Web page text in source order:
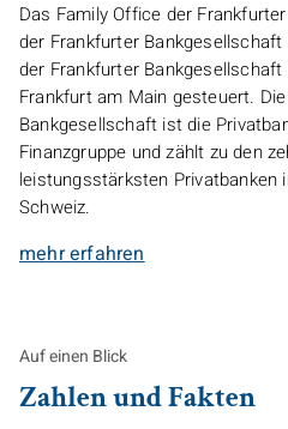
Das Family Office der
der Frankfurter
der Frankfurter Bankgesellschaft
Frankfurt am Main gesteuert.
Bankgesellschaft ist die
Finanzgruppe und zählt zu den
leistungsstärksten Privatbanken
Schweiz.
mehr erfahren
Auf einen Blick
Zahlen und Fakten